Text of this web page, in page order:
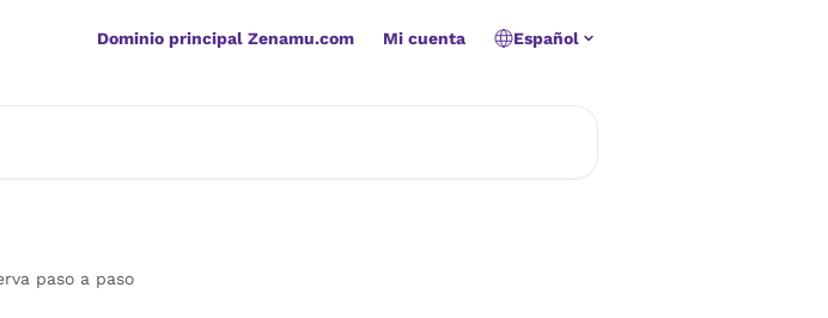
Dominio principal Zenamu.com Mi cuenta Español
paso a paso